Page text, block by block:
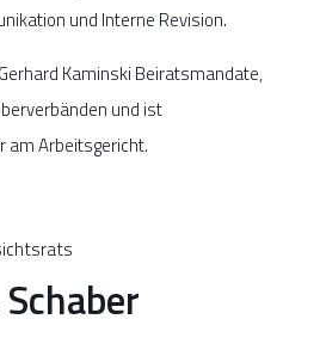
und Interne Revision.
Kaminski Beiratsmandate,
und ist
am Arbeitsgericht.